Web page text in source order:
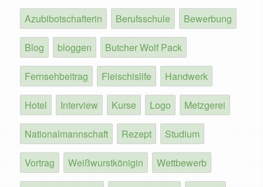
Azubibotschafterin Berufsschule Bewerbung
Blog bloggen Butcher Wolf Pack
Fernsehbeitrag Fleischislife Handwerk
Hotel Interview Kurse Logo Metzgerei
Nationalmannschaft Rezept Studium
Vortrag Weißwurstkönigin Wettbewerb